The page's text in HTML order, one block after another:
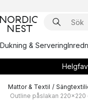
Dukning & Servering
Mattor & Textil /
Outline påslakan 220x220